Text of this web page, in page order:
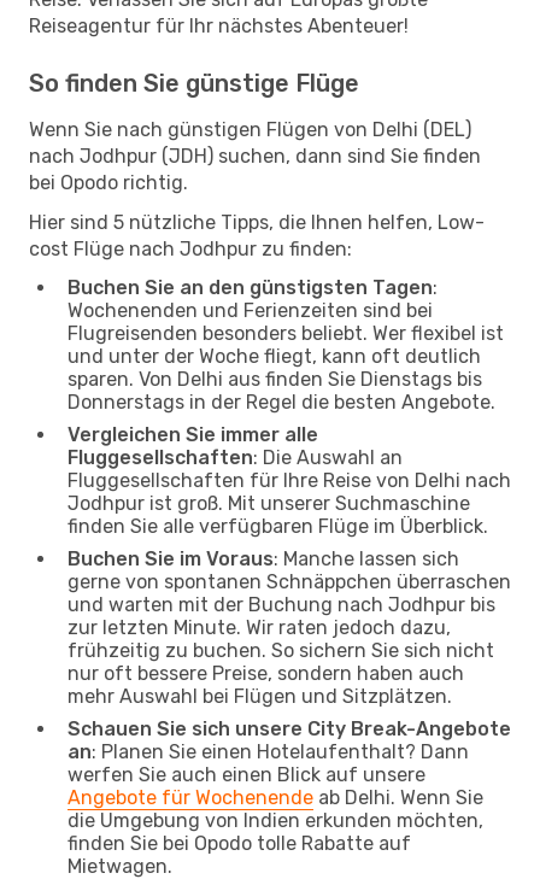
Reiseagentur für Ihr nächstes Abenteuer!
So finden Sie günstige Flüge
Wenn Sie nach günstigen Flügen von Delhi (DEL)
nach Jodhpur (JDH) suchen, dann sind Sie finden
bei Opodo richtig.
Hier sind 5 nützliche Tipps, die Ihnen helfen, Low-
cost Flüge nach Jodhpur zu finden:
Buchen Sie an den günstigsten Tagen:
Wochenenden und Ferienzeiten sind bei
Flugreisenden besonders beliebt. Wer flexibel ist
und unter der Woche fliegt, kann oft deutlich
sparen. Von Delhi aus finden Sie Dienstags bis
Donnerstags in der Regel die besten Angebote.
Vergleichen Sie immer alle
Fluggesellschaften: Die Auswahl an
Fluggesellschaften für Ihre Reise von Delhi nach
Jodhpur ist groß. Mit unserer Suchmaschine
finden Sie alle verfügbaren Flüge im Überblick.
Buchen Sie im Voraus: Manche lassen sich
gerne von spontanen Schnäppchen überraschen
und warten mit der Buchung nach Jodhpur bis
zur letzten Minute. Wir raten jedoch dazu,
frühzeitig zu buchen. So sichern Sie sich nicht
nur oft bessere Preise, sondern haben auch
mehr Auswahl bei Flügen und Sitzplätzen.
Schauen Sie sich unsere City Break-Angebote
an: Planen Sie einen Hotelaufenthalt? Dann
werfen Sie auch einen Blick auf unsere
Angebote für Wochenende ab Delhi. Wenn Sie
die Umgebung von Indien erkunden möchten,
finden Sie bei Opodo tolle Rabatte auf
Mietwagen.